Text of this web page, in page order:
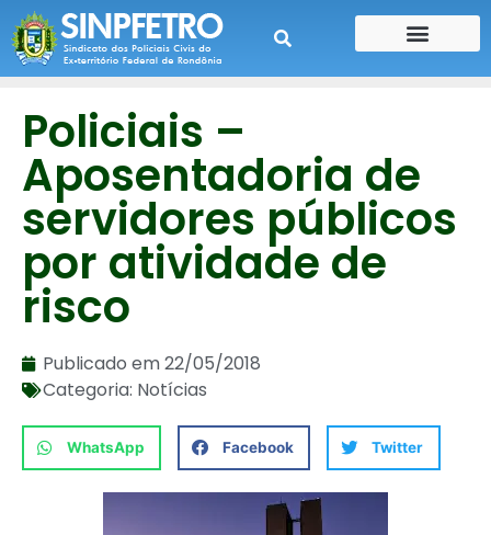
Policiais –
Aposentadoria de
servidores públicos
por atividade de
risco
Publicado em22/05/2018
Categoria: Notícias
WhatsApp Facebook Twitter